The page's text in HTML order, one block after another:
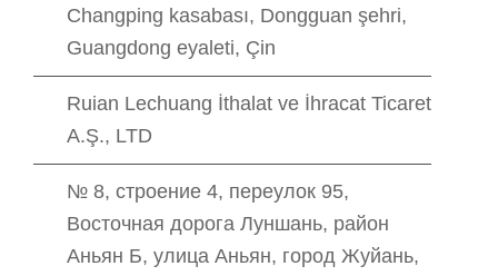
Changping kasabası, Dongguan şehri,
Guangdong eyaleti, Çin
Ruian Lechuang İthalat ve İhracat Ticaret
A.Ş., LTD
№ 8, строение 4, переулок 95,
Восточная дорога Луншань, район
Аньян Б, улица Аньян, город Жуйань,